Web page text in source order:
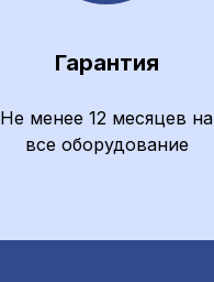
Гарантия
Не менее 12 месяцев на
все оборудование